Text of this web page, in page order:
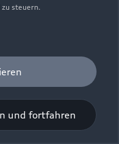
zu steuern.
und fortfahren